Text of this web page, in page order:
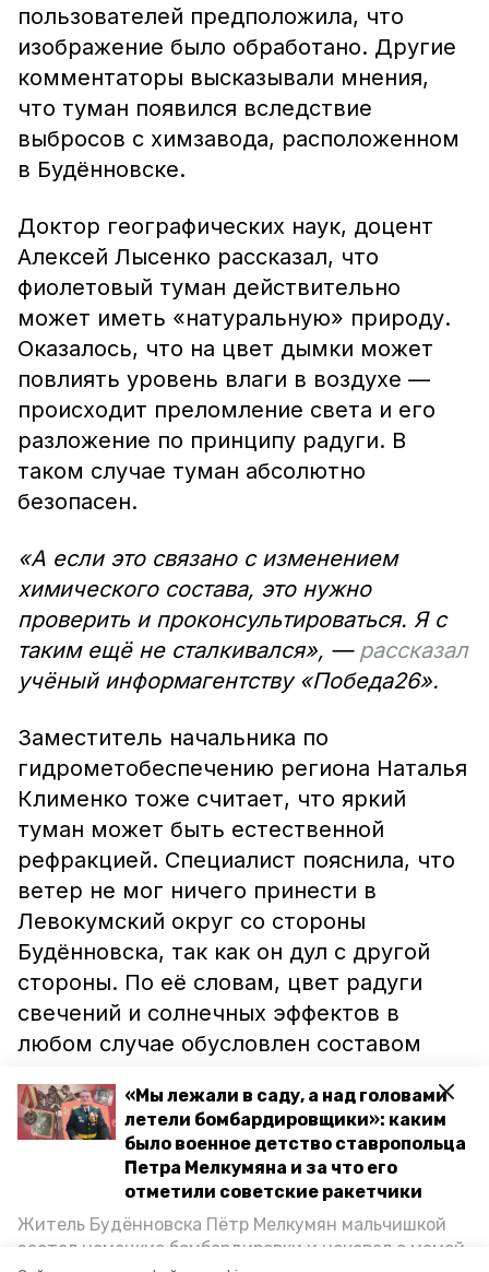
«Мы лежали в саду, а над головами
летели бомбардировщики»: каким
было военное детство ставропольца
Петра Мелкумяна и за что его
отметили советские ракетчики
Житель Будённовска Пётр Мелкумян мальчишкой
застал немецкие бомбардировки и ночевал с мамой
пользователей предположила, что
изображение было обработано. Другие
комментаторы высказывали мнения,
что туман появился вследствие
выбросов с химзавода, расположенном
в Будённовске.
Доктор географических наук, доцент
Алексей Лысенко рассказал, что
фиолетовый туман действительно
может иметь «натуральную» природу.
Оказалось, что на цвет дымки может
повлиять уровень влаги в воздухе —
происходит преломление света и его
разложение по принципу радуги. В
таком случае туман абсолютно
безопасен.
«А если это связано с изменением
химического состава, это нужно
проверить и проконсультироваться. Я с
таким ещё не сталкивался», — рассказал
учёный информагентству «Победа26».
Заместитель начальника по
гидрометобеспечению региона Наталья
Клименко тоже считает, что яркий
туман может быть естественной
рефракцией. Специалист пояснила, что
ветер не мог ничего принести в
Левокумский округ со стороны
Будённовска, так как он дул с другой
стороны. По её словам, цвет радуги
свечений и солнечных эффектов в
любом случае обусловлен составом